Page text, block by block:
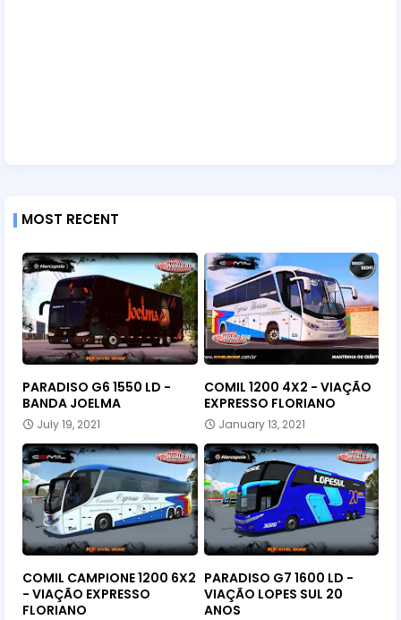
MOST RECENT
PARADISO G6 1550 LD -
BANDA JOELMA
July 19, 2021
COMIL 1200 4X2 - VIAÇÃO
EXPRESSO FLORIANO
January 13, 2021
COMIL CAMPIONE 1200 6X2
- VIAÇÃO EXPRESSO
FLORIANO
PARADISO G7 1600 LD -
VIAÇÃO LOPES SUL 20
ANOS